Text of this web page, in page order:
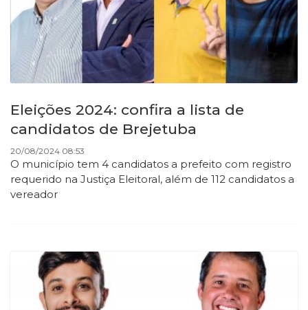
Eleições 2024: confira a lista de
candidatos de Brejetuba
20/08/2024 08:53
O município tem 4 candidatos a prefeito com registro
requerido na Justiça Eleitoral, além de 112 candidatos a
vereador